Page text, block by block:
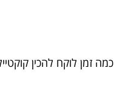
כמה זמן לוקח להכין